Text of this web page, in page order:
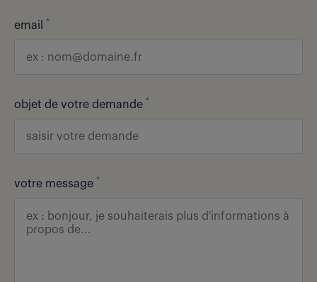
email *
objet de votre demande *
votre message *